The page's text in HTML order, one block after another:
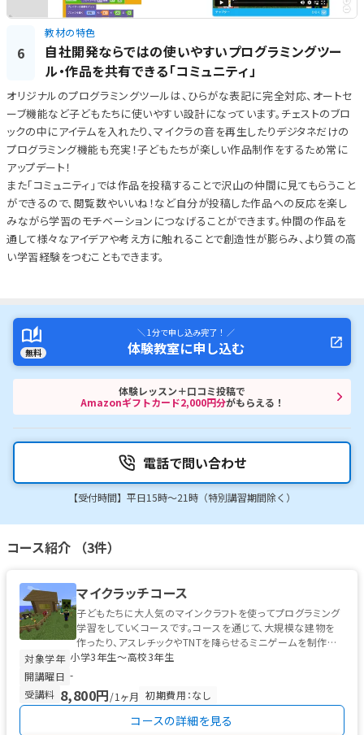
6
教材の特色
自社開発ならではの使いやすいプログラミングツー
ル・作品を共有できる「コミュニティ」
オリジナルのプログラミングツールは、ひらがな表記に完全対応、オートセ
ーブ機能など子どもたちに使いやすい設計になっています。チェストのブロ
ックの中にアイテムを入れたり、マイクラの音を再生したりデジタネだけの
プログラミング機能も充実！子どもたちが楽しい作品制作をするため常に
アップデート！
また「コミュニティ」では作品を投稿することで沢山の仲間に見てもらうこと
ができるので、閲覧数やいいね！など自分が投稿した作品への反応を楽し
みながら学習のモチベーションにつなげることができます。仲間の作品を
通して様々なアイデアや考え方に触れることで創造性が膨らみ、より質の高
い学習経験をつむこともできます。
無料
＼ 1分で申し込み完了！ ／
体験教室に申し込む
体験レッスン＋口コミ投稿で
Amazonギフトカード2,000円分がもらえる！
電話で問い合わせ
【受付時間】平日15時〜21時（特別講習期間除く）
コース紹介 （3件）
マイクラッチコース
子どもたちに大人気のマインクラフトを使ってプログラミング
学習をしていくコースです。コースを通じて、大規模な建物を
作ったり、アスレチックやTNTを降らせるミニゲームを制作し
たり、自分だけのダンジョ...
対象学年 小学3年生〜高校3年生
開講曜日 -
受講料 8,800円/1ヶ月 初期費用：なし
コースの詳細を見る